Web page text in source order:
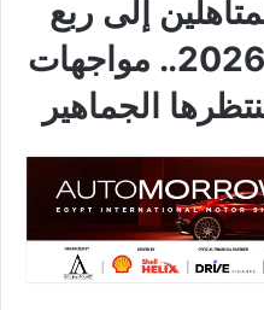
إلى ربع
نهائي كأس العالم 2026.. مواجهات
الجماهير